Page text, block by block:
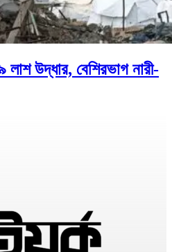
উদ্ধার, বেশিরভাগ নারী-